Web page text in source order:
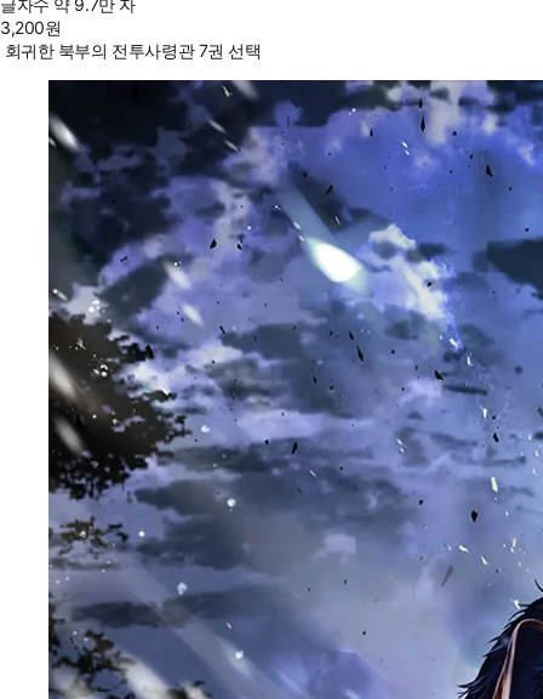
3,200원
회귀한 북부의 전투사령관 7권 선택